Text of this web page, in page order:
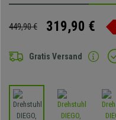
449,90 € 319,90 €
Gratis Versand